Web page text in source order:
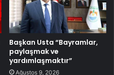
Başkan Usta “Bayramlar,
paylaşmak ve
yardımlaşmaktır”
Ağustos 9, 2026